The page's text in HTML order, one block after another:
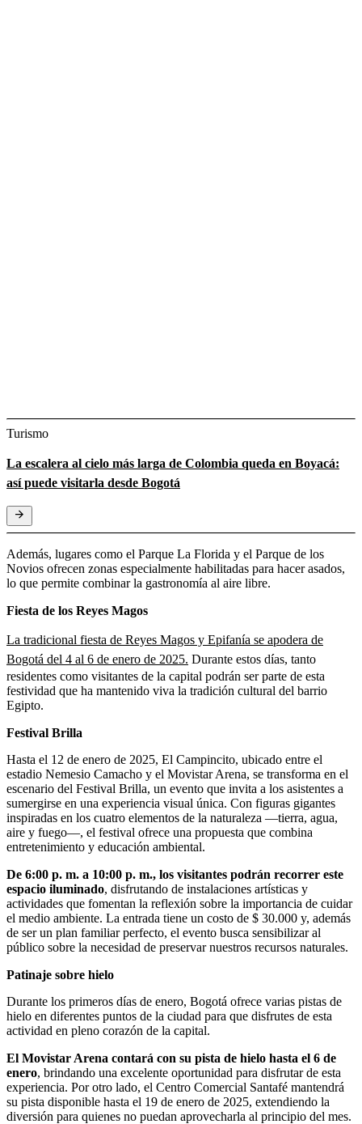
Turismo
La escalera al cielo más larga de Colombia queda en Boyacá:
así puede visitarla desde Bogotá
Además, lugares como el Parque La Florida y el Parque de los
Novios ofrecen zonas especialmente habilitadas para hacer asados,
lo que permite combinar la gastronomía al aire libre.
Fiesta de los Reyes Magos
La tradicional fiesta de Reyes Magos y Epifanía se apodera de
Bogotá del 4 al 6 de enero de 2025. Durante estos días, tanto
residentes como visitantes de la capital podrán ser parte de esta
festividad que ha mantenido viva la tradición cultural del barrio
Egipto.
Festival Brilla
Hasta el 12 de enero de 2025, El Campincito, ubicado entre el
estadio Nemesio Camacho y el Movistar Arena, se transforma en el
escenario del Festival Brilla, un evento que invita a los asistentes a
sumergirse en una experiencia visual única. Con figuras gigantes
inspiradas en los cuatro elementos de la naturaleza —tierra, agua,
aire y fuego—, el festival ofrece una propuesta que combina
entretenimiento y educación ambiental.
De 6:00 p. m. a 10:00 p. m., los visitantes podrán recorrer este
espacio iluminado, disfrutando de instalaciones artísticas y
actividades que fomentan la reflexión sobre la importancia de cuidar
el medio ambiente. La entrada tiene un costo de $ 30.000 y, además
de ser un plan familiar perfecto, el evento busca sensibilizar al
público sobre la necesidad de preservar nuestros recursos naturales.
Patinaje sobre hielo
Durante los primeros días de enero, Bogotá ofrece varias pistas de
hielo en diferentes puntos de la ciudad para que disfrutes de esta
actividad en pleno corazón de la capital.
El Movistar Arena contará con su pista de hielo hasta el 6 de
enero, brindando una excelente oportunidad para disfrutar de esta
experiencia. Por otro lado, el Centro Comercial Santafé mantendrá
su pista disponible hasta el 19 de enero de 2025, extendiendo la
diversión para quienes no puedan aprovecharla al principio del mes.